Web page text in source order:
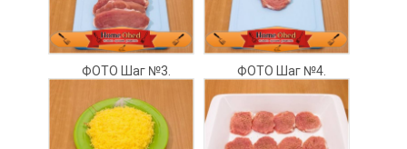
ФОТО Шаг №3. ФОТО Шаг №4.